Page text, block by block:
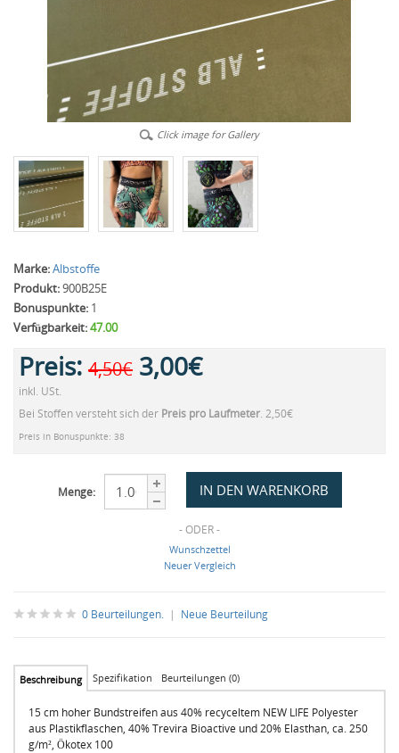
Click image for Gallery
Marke:Albstoffe
Produkt:900B25E
Bonuspunkte: 1
Verfügbarkeit:47.00
Preis: 4,50€ 3,00€
inkl. USt.
Bei Stoffen versteht sich der Preis pro Laufmeter. 2,50€
Preis in Bonuspunkte: 38
Menge:
- ODER -
Wunschzettel
Neuer Vergleich
0 Beurteilungen. | Neue Beurteilung
Beschreibung Spezifikation Beurteilungen (0)
15 cm hoher Bundstreifen aus 40% recyceltem NEW LIFE Polyester
aus Plastikflaschen, 40% Trevira Bioactive und 20% Elasthan, ca. 250
g/m², Ökotex 100